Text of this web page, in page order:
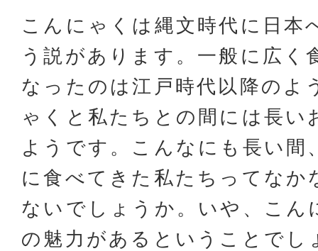
こんにゃくは縄文時代に日本
う説があります。一般に広く
なったのは江戸時代以降のよ
ゃくと私たちとの間には長い
ようです。こんなにも長い間
に食べてきた私たちってなか
ないでしょうか。いや、こん
の魅力があるということでし